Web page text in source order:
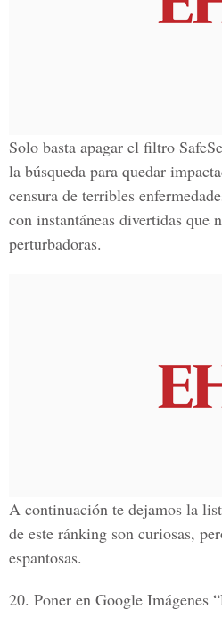
Solo basta apagar el filtro
la búsqueda para quedar
censura de terribles
con instantáneas divertidas que
perturbadoras.
A continuación te dejamos la
de este ránking son curiosas,
espantosas.
20. Poner en Google Imágenes